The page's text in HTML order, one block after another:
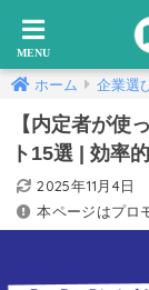
ホーム 企業選
【内定者が使
ト15選 | 効率
2025年11月4日
本ページはプロ